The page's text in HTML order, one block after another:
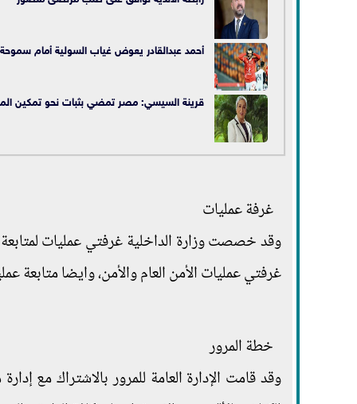
أحمد عبدالقادر يعوض غياب السولية أمام سموحة
قرينة السيسي: مصر تمضي بثبات نحو تمكين
غرفة عمليات
وقد خصصت وزارة الداخلية غرفتي عمليات
غرفتي عمليات الأمن العام والأمن، وايضا متابعة
خطة المرور
وقد قامت الإدارة العامة للمرور بالاشتراك مع